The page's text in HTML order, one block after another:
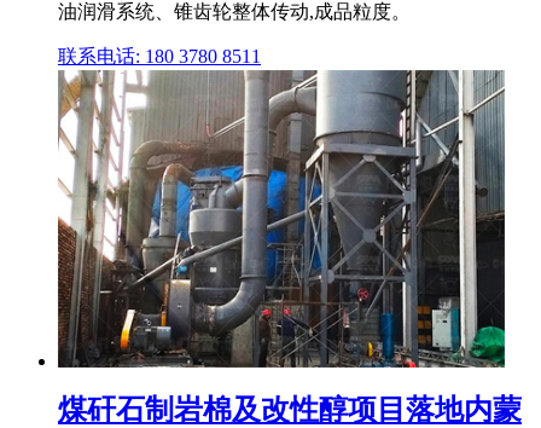
油润滑系统、锥齿轮整体传动,成品粒度。
联系电话: 180 3780 8511
煤矸石制岩棉及改性醇项目落地内蒙